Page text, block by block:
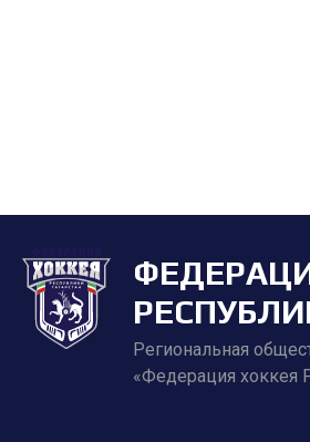
Региональная
«Федерация хоккея